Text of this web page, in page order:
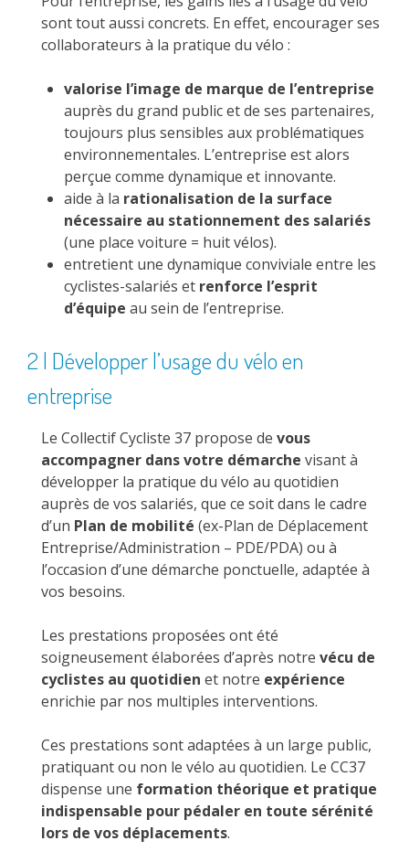
sont tout aussi concrets. En effet, encourager ses
collaborateurs à la pratique du vélo :
valorise l’image de marque de l’entreprise
auprès du grand public et de ses partenaires,
toujours plus sensibles aux problématiques
environnementales. L’entreprise est alors
perçue comme dynamique et innovante.
aide à la rationalisation de la surface
nécessaire au stationnement des salariés
(une place voiture = huit vélos).
entretient une dynamique conviviale entre les
cyclistes-salariés et renforce l’esprit
d’équipe au sein de l’entreprise.
2 | Développer l’usage du vélo en
entreprise
Le Collectif Cycliste 37 propose de vous
accompagner dans votre démarche visant à
développer la pratique du vélo au quotidien
auprès de vos salariés, que ce soit dans le cadre
d’un Plan de mobilité (ex-Plan de Déplacement
Entreprise/Administration – PDE/PDA) ou à
l’occasion d’une démarche ponctuelle, adaptée à
vos besoins.
Les prestations proposées ont été
soigneusement élaborées d’après notre vécu de
cyclistes au quotidien et notre expérience
enrichie par nos multiples interventions.
Ces prestations sont adaptées à un large public,
pratiquant ou non le vélo au quotidien. Le CC37
dispense une formation théorique et pratique
indispensable pour pédaler en toute sérénité
lors de vos déplacements.